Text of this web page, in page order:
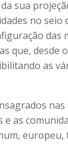
sua
no seio
das
que, desde
as
nas
as